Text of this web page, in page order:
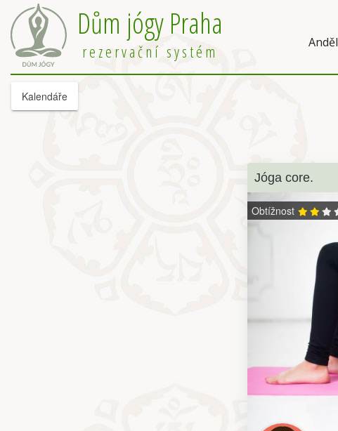
Dům jógy Praha
rezervační systém Anděl
Kalendáře
Jóga core.
Obtížnost